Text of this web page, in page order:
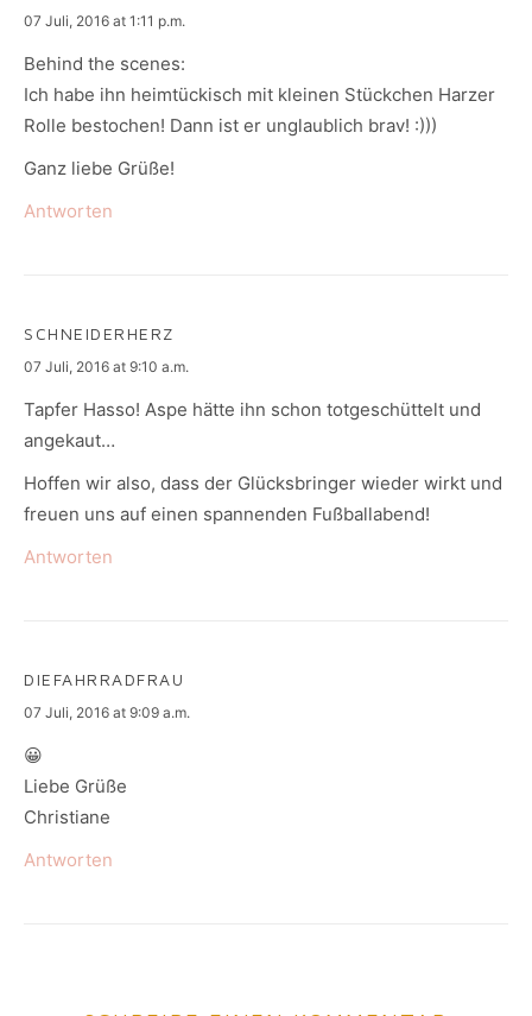
says:
07 Juli, 2016 at 1:11 p.m.
Behind the scenes:
Ich habe ihn heimtückisch mit kleinen Stückchen Harzer
Rolle bestochen! Dann ist er unglaublich brav! :)))
Ganz liebe Grüße!
Antworten
SCHNEIDERHERZ
says:
07 Juli, 2016 at 9:10 a.m.
Tapfer Hasso! Aspe hätte ihn schon totgeschüttelt und
angekaut…
Hoffen wir also, dass der Glücksbringer wieder wirkt und
freuen uns auf einen spannenden Fußballabend!
Antworten
DIEFAHRRADFRAU
says:
07 Juli, 2016 at 9:09 a.m.
😀
Liebe Grüße
Christiane
Antworten